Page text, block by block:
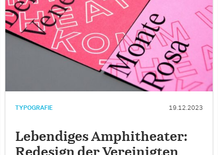
TYPOGRAFIE 19.12.2023
Lebendiges Amphitheater: